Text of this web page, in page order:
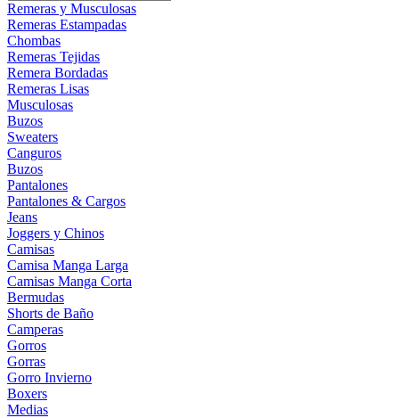
Remeras y Musculosas
Remeras Estampadas
Chombas
Remeras Tejidas
Remera Bordadas
Remeras Lisas
Musculosas
Buzos
Sweaters
Canguros
Buzos
Pantalones
Pantalones & Cargos
Jeans
Joggers y Chinos
Camisas
Camisa Manga Larga
Camisas Manga Corta
Bermudas
Shorts de Baño
Camperas
Gorros
Gorras
Gorro Invierno
Boxers
Medias